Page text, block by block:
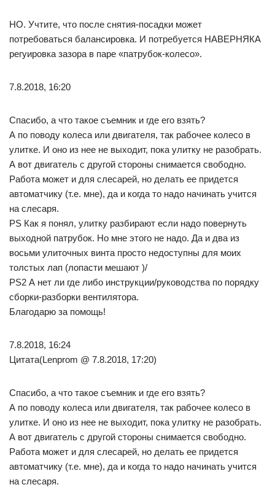
НО. Учтите, что после снятия-посадки может
потребоваться балансировка. И потребуется НАВЕРНЯКА
регуировка зазора в паре «патрубок-колесо».
7.8.2018, 16:20
Спасибо, а что такое съемник и где его взять?
А по поводу колеса или двигателя, так рабочее колесо в
улитке. И оно из нее не выходит, пока улитку не разобрать.
А вот двигатель с другой стороны снимается свободно.
Работа может и для слесарей, но делать ее придется
автоматчику (т.е. мне), да и когда то надо начинать учится
на слесаря.
PS Как я понял, улитку разбирают если надо повернуть
выходной патрубок. Но мне этого не надо. Да и два из
восьми улиточных винта просто недоступны для моих
толстых лап (лопасти мешают )/
PS2 А нет ли где либо инструкции/руководства по порядку
сборки-разборки вентилятора.
Благодарю за помощь!
7.8.2018, 16:24
Цитата(Lenprom @ 7.8.2018, 17:20)
Спасибо, а что такое съемник и где его взять?
А по поводу колеса или двигателя, так рабочее колесо в
улитке. И оно из нее не выходит, пока улитку не разобрать.
А вот двигатель с другой стороны снимается свободно.
Работа может и для слесарей, но делать ее придется
автоматчику (т.е. мне), да и когда то надо начинать учится
на слесаря.